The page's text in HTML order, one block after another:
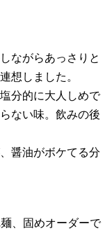
ながらあっさりと
想しました。
分的に大人しめで
ない味。飲みの後
醤油がボケてる分
、固めオーダーで